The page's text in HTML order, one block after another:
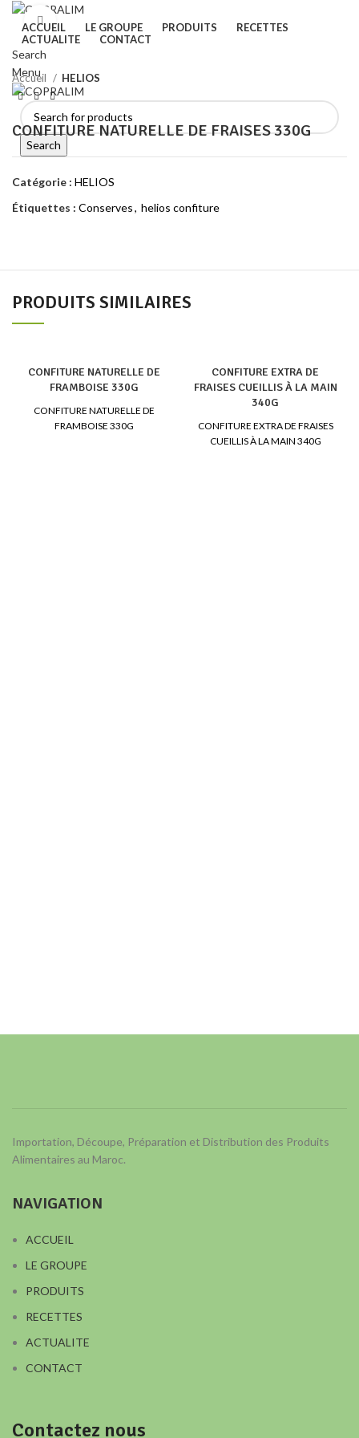
ACCUEIL LE GROUPE PRODUITS
RECETTES
ACTUALITE
CONTACT
Search
Menu
Search
Click to enlarge
Accueil HELIOS
CONFITURE NATURELLE DE FRAISES 330G
Catégorie : HELIOS
Étiquettes : Conserves, helios confiture
PRODUITS SIMILAIRES
CONFITURE NATURELLE DE
FRAMBOISE 330G
CONFITURE NATURELLE DE
FRAMBOISE 330G
CONFITURE EXTRA DE
FRAISES CUEILLIS À LA MAIN
340G
CONFITURE EXTRA DE FRAISES
CUEILLIS À LA MAIN 340G
Importation, Découpe, Préparation et Distribution des Produits
Alimentaires au Maroc.
NAVIGATION
ACCUEIL
LE GROUPE
PRODUITS
RECETTES
ACTUALITE
CONTACT
Contactez nous